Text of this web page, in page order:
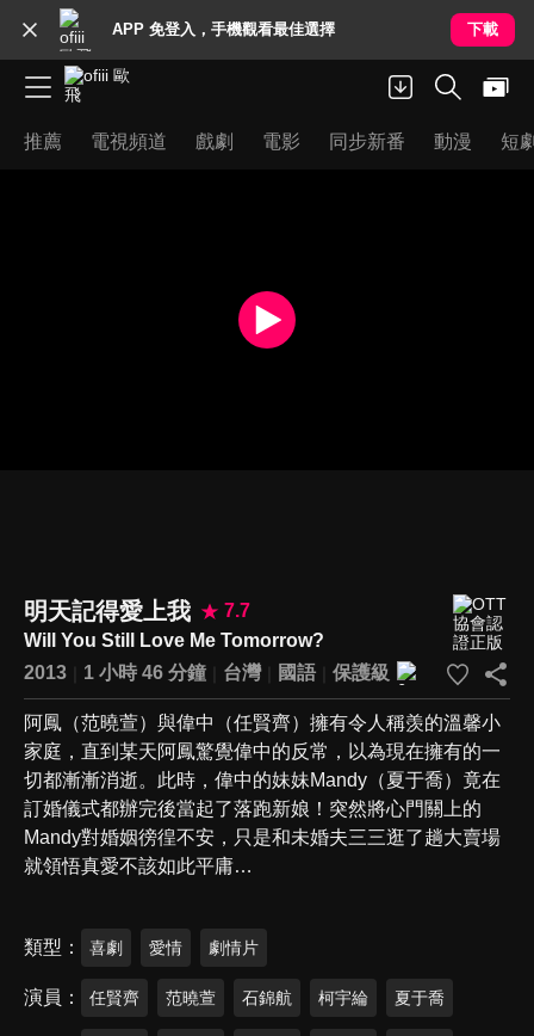
APP 免登入，手機觀看最佳選擇 下載
推薦 電視頻道 戲劇 電影 同步新番 動漫 短
明天記得愛上我
7.7
Will You Still Love Me Tomorrow?
2013
1 小時 46 分鐘 台灣 國語 保護級
阿鳳（范曉萱）與偉中（任賢齊）擁有令人稱羡的溫馨小
家庭，直到某天阿鳳驚覺偉中的反常，以為現在擁有的一
切都漸漸消逝。此時，偉中的妹妹Mandy（夏于喬）竟在
訂婚儀式都辦完後當起了落跑新娘！突然將心門關上的
Mandy對婚姻徬徨不安，只是和未婚夫三三逛了趟大賣場
就領悟真愛不該如此平庸…
類型 喜劇 愛情 劇情片
演員 任賢齊 范曉萱 石錦航 柯宇綸 夏于喬